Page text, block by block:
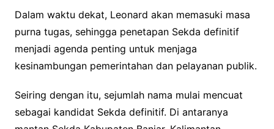
Dalam waktu dekat, Leonard akan memasuki masa
purna tugas, sehingga penetapan Sekda definitif
menjadi agenda penting untuk menjaga
kesinambungan pemerintahan dan pelayanan publik.
Seiring dengan itu, sejumlah nama mulai mencuat
sebagai kandidat Sekda definitif. Di antaranya